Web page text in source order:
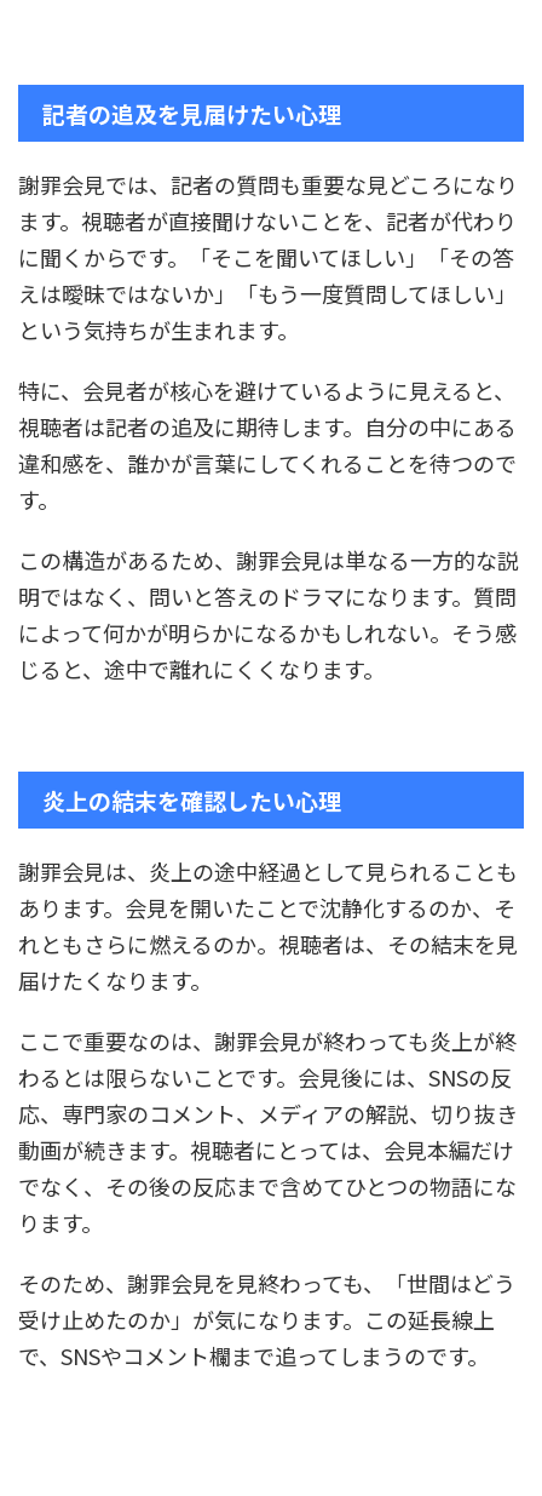
記者の追及を見届けたい心理
謝罪会見では、記者の質問も重要な見どころになり
ます。視聴者が直接聞けないことを、記者が代わり
に聞くからです。「そこを聞いてほしい」「その答
えは曖昧ではないか」「もう一度質問してほしい」
という気持ちが生まれます。
特に、会見者が核心を避けているように見えると、
視聴者は記者の追及に期待します。自分の中にある
違和感を、誰かが言葉にしてくれることを待つので
す。
この構造があるため、謝罪会見は単なる一方的な説
明ではなく、問いと答えのドラマになります。質問
によって何かが明らかになるかもしれない。そう感
じると、途中で離れにくくなります。
炎上の結末を確認したい心理
謝罪会見は、炎上の途中経過として見られることも
あります。会見を開いたことで沈静化するのか、そ
れともさらに燃えるのか。視聴者は、その結末を見
届けたくなります。
ここで重要なのは、謝罪会見が終わっても炎上が終
わるとは限らないことです。会見後には、SNSの反
応、専門家のコメント、メディアの解説、切り抜き
動画が続きます。視聴者にとっては、会見本編だけ
でなく、その後の反応まで含めてひとつの物語にな
ります。
そのため、謝罪会見を見終わっても、「世間はどう
受け止めたのか」が気になります。この延長線上
で、SNSやコメント欄まで追ってしまうのです。